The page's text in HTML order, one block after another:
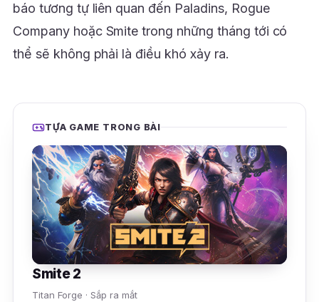
báo tương tự liên quan đến Paladins, Rogue
Company hoặc Smite trong những tháng tới có
thể sẽ không phải là điều khó xảy ra.
TỰA GAME TRONG BÀI
Smite 2
Titan Forge · Sắp ra mắt